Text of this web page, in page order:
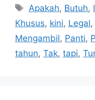
Tag
Apakah, Butuh,
Khusus, kini, Legal,
Mengambil, Panti,
tahun, Tak, tapi,